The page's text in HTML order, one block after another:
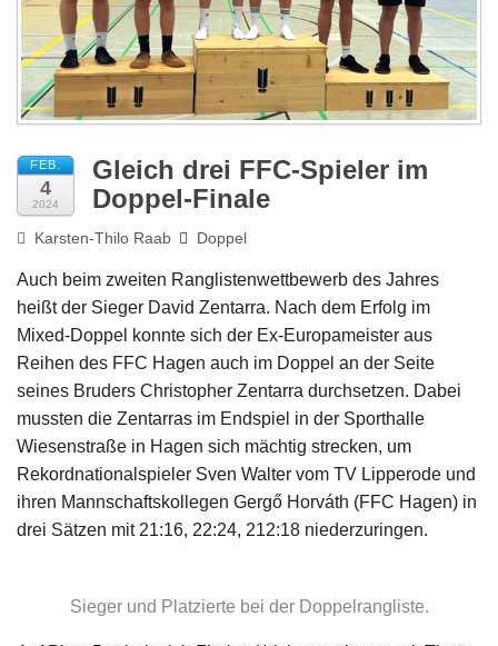
FEB.
4
2024
Gleich drei FFC-Spieler im
Doppel-Finale
Karsten-Thilo Raab Doppel
Auch beim zweiten Ranglistenwettbewerb des Jahres
heißt der Sieger David Zentarra. Nach dem Erfolg im
Mixed-Doppel konnte sich der Ex-Europameister aus
Reihen des FFC Hagen auch im Doppel an der Seite
seines Bruders Christopher Zentarra durchsetzen. Dabei
mussten die Zentarras im Endspiel in der Sporthalle
Wiesenstraße in Hagen sich mächtig strecken, um
Rekordnationalspieler Sven Walter vom TV Lipperode und
ihren Mannschaftskollegen Gergő Horváth (FFC Hagen) in
drei Sätzen mit 21:16, 22:24, 212:18 niederzuringen.
Sieger und Platzierte bei der Doppelrangliste.